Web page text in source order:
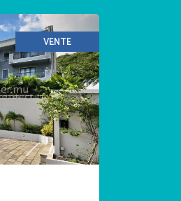
VENTE